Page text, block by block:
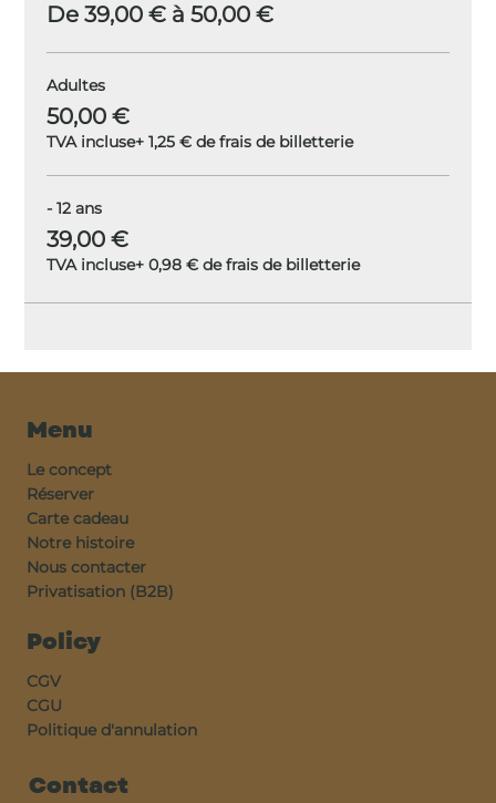
De 39,00 € à 50,00 €
Adultes
50,00 €
TVA incluse+ 1,25 € de frais de billetterie
- 12 ans
39,00 €
TVA incluse+ 0,98 € de frais de billetterie
Menu
Le concept
Réserver
Carte cadeau
Notre histoire
Nous contacter
Privatisation (B2B)
Policy
CGV
CGU
Politique d'annulation
Contact